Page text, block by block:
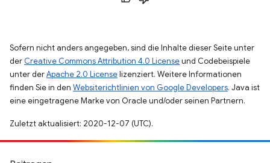
Sofern nicht anders angegeben, sind die Inhalte dieser Seite unter
der Creative Commons Attribution 4.0 Licenseund Codebeispiele
unter derApache 2.0 Licenselizenziert. Weitere Informationen
finden Sie in den Websiterichtlinien von Google Developers. Java ist
eine eingetragene Marke von Oracle und/oder seinen Partnern.
Zuletzt aktualisiert: 2020-12-07 (UTC).